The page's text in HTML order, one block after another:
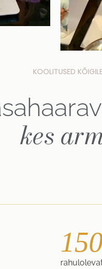
KOOLITUSED
kes